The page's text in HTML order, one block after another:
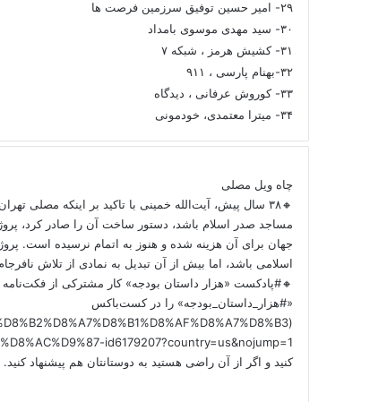
۲۹- امیر حسین توفیق سرزمین فرصت ها
۳۰- سید مهدی موسوی بامداد
۳۱- کشیش هرمز ، شبکه ۷
۳۲-بهنام پارسی ، ۹۱۱
۳۳- کوروش عرفانی ، دیدگاه
۳۴- میترا معتمدی، خودمونی
چاه ویل مصلی
🔸۳۸ سال پیش، آیت‌الله خمینی با تاکید بر اینکه مصلی
مساجد صدر اسلام باشد، دستور ساخت آن را صادر کرد،
جهان برای آن هزینه شده و هنوز به اتمام نرسیده است.
اسلامی باشد، اما بیش از آن تبدیل به نمادی از تلاش
🔸#پادکست «هزار داستان بودجه» کار مشترکی از
«#هزار_داستان_بودجه» را در کست‌باکس
کنید و اگر از آن راضی هستید به دوستانتان هم پیشنهاد کنید.